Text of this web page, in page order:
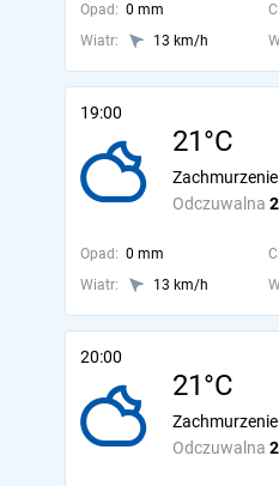
Opad: 0 mm
Wiatr:
13 km/h
19:00
21°C
Odczuwalna
Opad: 0 mm
Wiatr:
13 km/h
20:00
21°C
Odczuwalna